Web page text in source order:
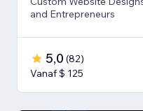
and Entrepreneurs
5,0 (82)
Vanaf $ 125